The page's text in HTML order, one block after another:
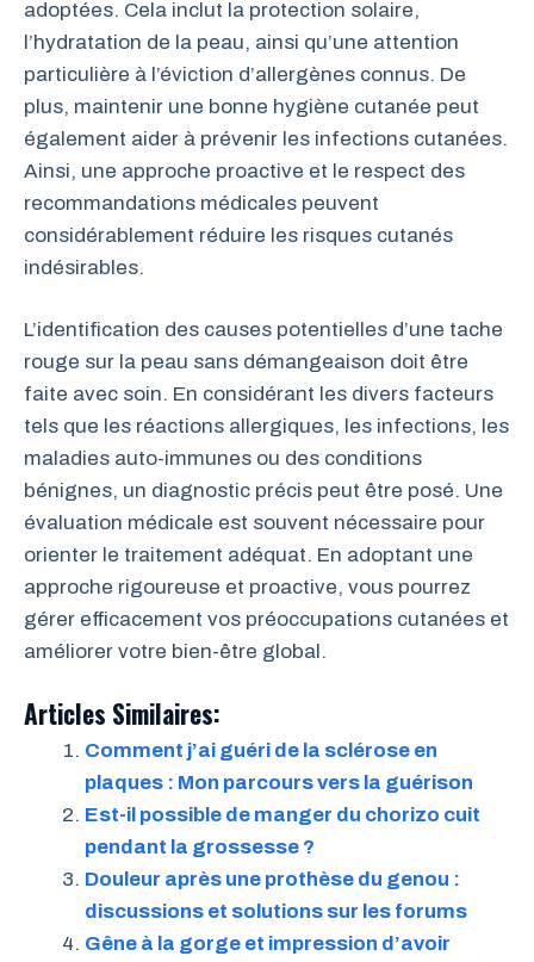
adoptées. Cela inclut la protection solaire,
l’hydratation de la peau, ainsi qu’une attention
particulière à l’éviction d’allergènes connus. De
plus, maintenir une bonne hygiène cutanée peut
également aider à prévenir les infections cutanées.
Ainsi, une approche proactive et le respect des
recommandations médicales peuvent
considérablement réduire les risques cutanés
indésirables.
L’identification des causes potentielles d’une tache
rouge sur la peau sans démangeaison doit être
faite avec soin. En considérant les divers facteurs
tels que les réactions allergiques, les infections, les
maladies auto-immunes ou des conditions
bénignes, un diagnostic précis peut être posé. Une
évaluation médicale est souvent nécessaire pour
orienter le traitement adéquat. En adoptant une
approche rigoureuse et proactive, vous pourrez
gérer efficacement vos préoccupations cutanées et
améliorer votre bien-être global.
Articles Similaires:
Comment j’ai guéri de la sclérose en
plaques : Mon parcours vers la guérison
Est-il possible de manger du chorizo cuit
pendant la grossesse ?
Douleur après une prothèse du genou :
discussions et solutions sur les forums
Gêne à la gorge et impression d’avoir